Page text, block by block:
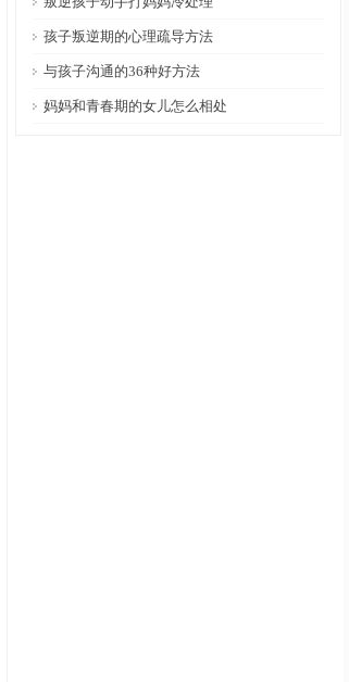
孩子叛逆期的心理疏导方法
与孩子沟通的36种好方法
妈妈和青春期的女儿怎么相处